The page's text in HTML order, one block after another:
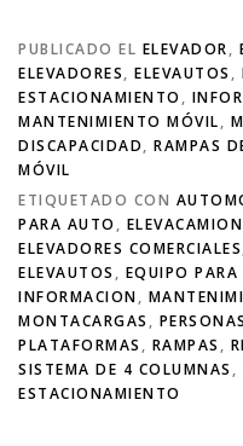
PUBLICADO EL ELEVADOR,
ELEVADORES, ELEVAUTOS ,
ESTACIONAMIENTO ,
MANTENIMIENTO MÓVIL,
DISCAPACIDAD, RAMPAS
MÓVIL
ETIQUETADO CON
PARA AUTO ,
ELEVADORES COMERCIALES
ELEVAUTOS , EQUIPO PARA
INFORMACION,
MONTACARGAS ,
PLATAFORMAS , RAMPAS ,
SISTEMA DE 4 COLUMNAS ,
ESTACIONAMIENTO